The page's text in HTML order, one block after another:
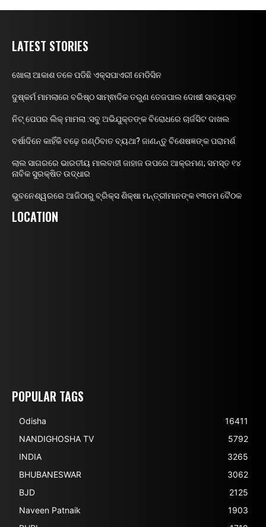
LATEST STORIES
ଖୋଲା ଆକାଶ ତଳେ ପଡିଛି ଏକ୍ସପାଏରୀ ମେଡିସିନ
ଦୁଷ୍କର୍ମ ମାମଲାରେ ବରିଷ୍ଠ ସାମ୍ଵାଦିକ ତରୁଣ ତେଜପାଲ ଦୋଷୀ ସାବ୍ୟସ୍ତ
ନିଟ୍ ପେପର ଲିକ୍ ମାମଲା :ସବୁ ଅଭିଯୁକ୍ତଙ୍କ ବିରୋଧରେ ଚାର୍ଜସିଟ ଦାଖଲ
ବର୍ଷାଦିନେ କାହିଁକି ବଢ଼େ ଗଣ୍ଠିବାତ ବ୍ୟଥା? ଜାଣନ୍ତୁ ବିଶେଷଜ୍ଞଙ୍କ ପରାମର୍ଶ
ଲାଲ ସାଗରରେ ଭାରତୀୟ ମାଲବାହୀ ଜାହାଜ ଉପରେ ଆକ୍ରମଣ; ସମସ୍ତ ୧୪
ନାବିକ ସୁରକ୍ଷିତ ଉଦ୍ଧାର
ଭୁବନେଶ୍ୱରରେ ଆଜିଠାରୁ ବ୍ରିକ୍ସ ଶିକ୍ଷା ମନ୍ତ୍ରୀମାନଙ୍କ ୧୩ତମ ବୈଠକ
LOCATION
POPULAR TAGS
Odisha
16411
NANDIGHOSHA TV
5792
INDIA
3265
BHUBANESWAR
3062
BJD
2125
Naveen Patnaik
1903